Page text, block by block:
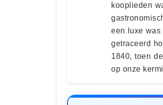
kooplieden
een luxe was
getraceerd
1840, toen
op onze